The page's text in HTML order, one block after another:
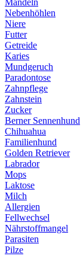
Mandeln
Nebenhöhlen
Niere
Futter
Getreide
Karies
Mundgeruch
Paradontose
Zahnpflege
Zahnstein
Zucker
Berner Sennenhund
Chihuahua
Familienhund
Golden Retriever
Labrador
Mops
Laktose
Milch
Allergien
Fellwechsel
Nährstoffmangel
Parasiten
Pilze